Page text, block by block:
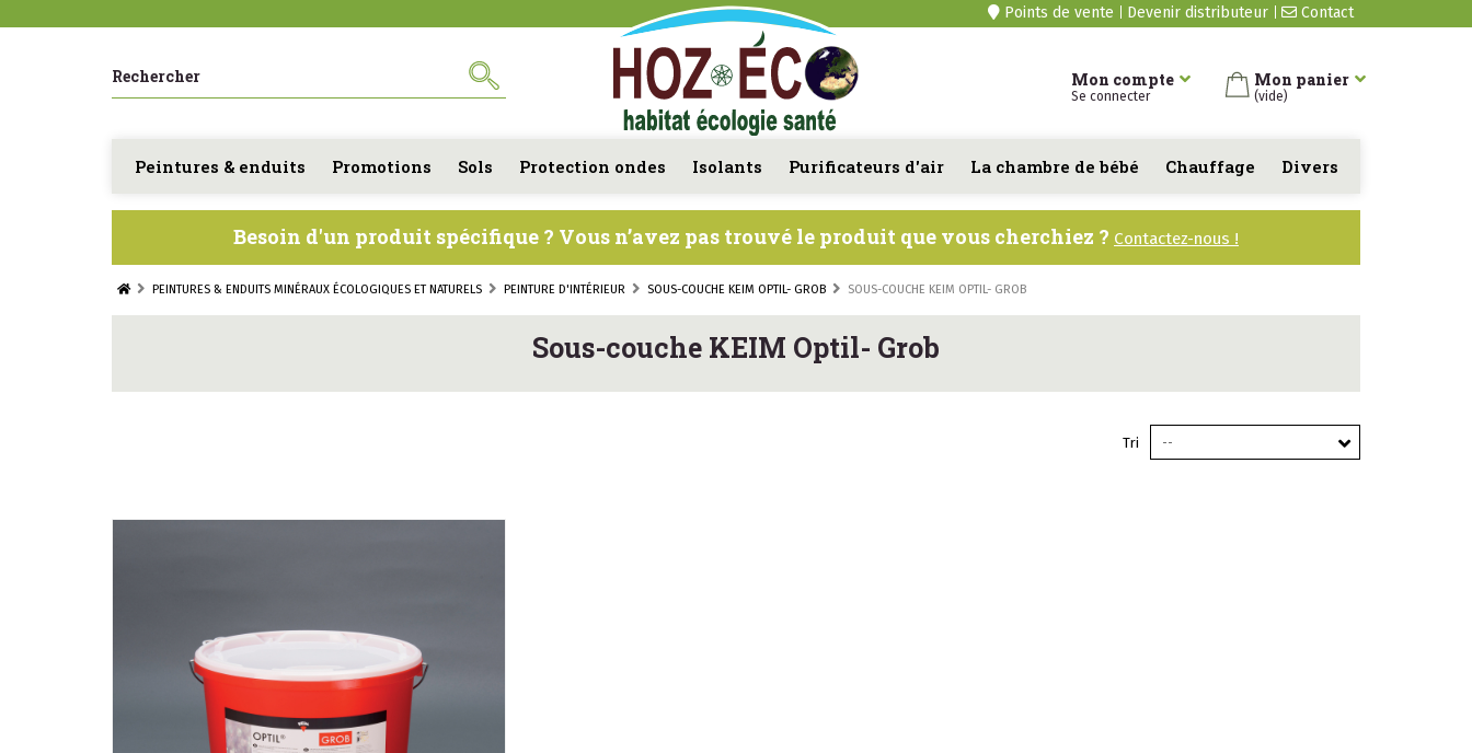
Contact
Points de vente Devenir distributeur
Mon panier
(vide)
Mon compte
Se connecter
Peintures & enduits Promotions Sols Protection ondes Isolants Purificateurs d'air La chambre de bébé Chauffage Divers
Besoin d'un produit spécifique ? Vous n’avez pas trouvé le produit que vous cherchiez ? Contactez-nous !
PEINTURES & ENDUITS MINÉRAUX ÉCOLOGIQUES ET NATURELS PEINTURE D'INTÉRIEUR SOUS-COUCHE KEIM OPTIL- GROB SOUS-COUCHE KEIM OPTIL- GROB
Sous-couche KEIM Optil- Grob
Tri --